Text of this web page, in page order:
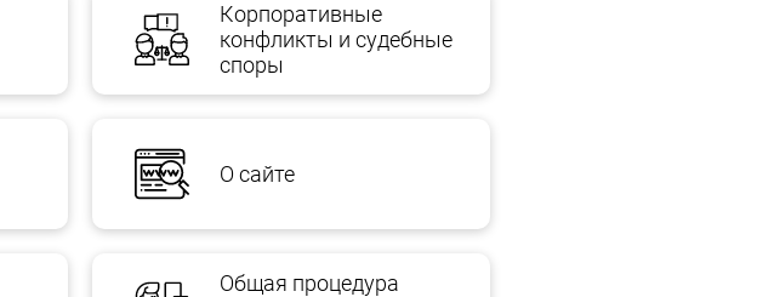
Корпоративные
конфликты и судебные
споры
О сайте
Общая процедура